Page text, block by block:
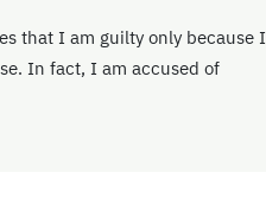
that I am guilty only because I
In fact, I am accused of